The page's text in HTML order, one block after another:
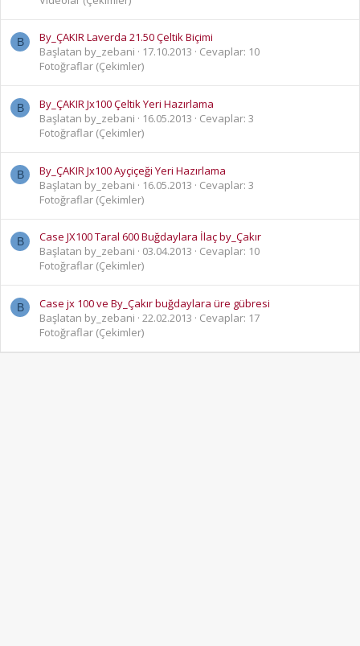
B
By_ÇAKIR Laverda 21.50 Çeltik Biçimi
Başlatan by_zebani
17.10.2013
Cevaplar: 10
Fotoğraflar (Çekimler)
B
By_ÇAKIR Jx100 Çeltik Yeri Hazırlama
Başlatan by_zebani
16.05.2013
Cevaplar: 3
Fotoğraflar (Çekimler)
B
By_ÇAKIR Jx100 Ayçiçeği Yeri Hazırlama
Başlatan by_zebani
16.05.2013
Cevaplar: 3
Fotoğraflar (Çekimler)
B
Case JX100 Taral 600 Buğdaylara İlaç by_Çakır
Başlatan by_zebani
03.04.2013
Cevaplar: 10
Fotoğraflar (Çekimler)
B
Case jx 100 ve By_Çakır buğdaylara üre gübresi
Başlatan by_zebani 22.02.2013
Cevaplar: 17
Fotoğraflar (Çekimler)